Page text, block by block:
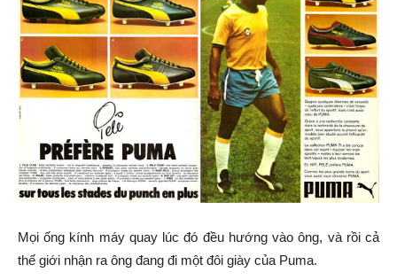
Mọi ống kính máy quay lúc đó đều hướng vào ông, và rồi cả
thế giới nhận ra ông đang đi một đôi giày của Puma.